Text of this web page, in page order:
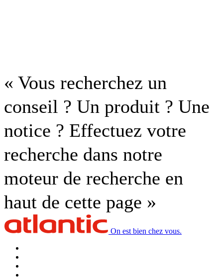
« Vous recherchez un
conseil ? Un produit ? Une
notice ? Effectuez votre
recherche dans notre
moteur de recherche en
haut de cette page »
On est bien chez vous.